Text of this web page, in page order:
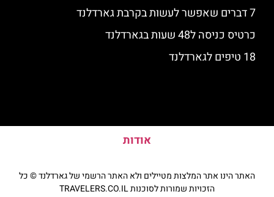
7 דברים שאפשר לעשות בקרבת גארדלנד
כרטיס כניסה ל48 שעות בגארדלנד
18 טיפים לגארדלנד
אודות
האתר הינו אתר המלצות מטיילים ולא האתר הרשמי של גארדלנד © כל
הזכויות שמורות לסוכנות TRAVELERS.CO.IL